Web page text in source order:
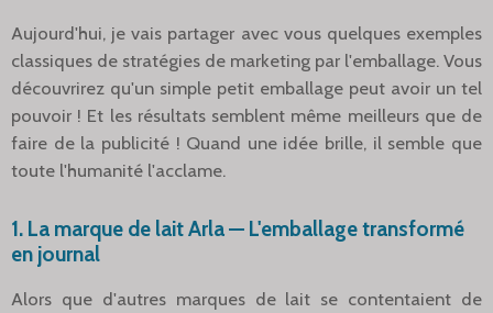
Aujourd'hui, je vais partager avec vous quelques exemples
classiques de stratégies de marketing par l'emballage. Vous
découvrirez qu'un simple petit emballage peut avoir un tel
pouvoir ! Et les résultats semblent même meilleurs que de
faire de la publicité ! Quand une idée brille, il semble que
toute l'humanité l'acclame.
1. La marque de lait Arla — L'emballage transformé
en journal
Alors que d'autres marques de lait se contentaient de